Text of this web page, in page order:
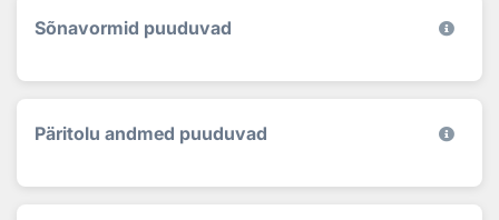
Sõnavormid puuduvad
Päritolu andmed puuduvad